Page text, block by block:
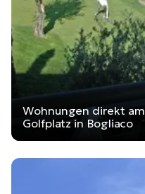
Wohnungen direkt am
Golfplatz in Bogliaco